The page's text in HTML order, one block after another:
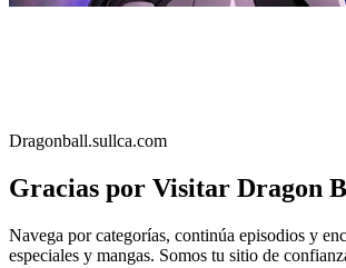
Dragonball.sullca.com
Gracias por Visitar Dragon
Navega por categorías, continúa episodios y
especiales y mangas. Somos tu sitio de